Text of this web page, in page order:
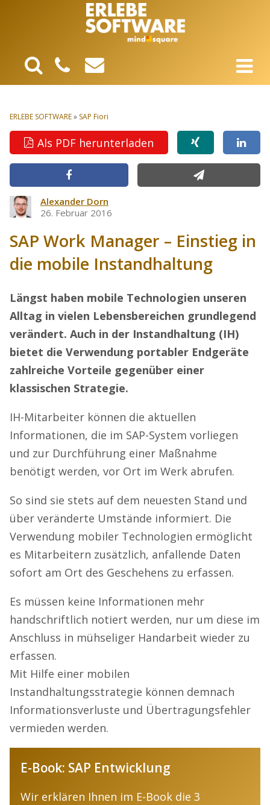
ERLEBE SOFTWARE» SAP Fiori
Als PDF herunterladen
Alexander Dorn
26. Februar 2016
SAP Work Manager – Einstieg in
die mobile Instandhaltung
Längst haben mobile Technologien unseren
Alltag in vielen Lebensbereichen grundlegend
verändert. Auch in der Instandhaltung (IH)
bietet die Verwendung portabler Endgeräte
zahlreiche Vorteile gegenüber einer
klassischen Strategie.
IH-Mitarbeiter können die aktuellen
Informationen, die im SAP-System vorliegen
und zur Durchführung einer Maßnahme
benötigt werden, vor Ort im Werk abrufen.
So sind sie stets auf dem neuesten Stand und
über veränderte Umstände informiert. Die
Verwendung mobiler Technologien ermöglicht
es Mitarbeitern zusätzlich, anfallende Daten
sofort am Ort des Geschehens zu erfassen.
Es müssen keine Informationen mehr
handschriftlich notiert werden, nur um diese im
Anschluss in mühseliger Handarbeit wieder zu
erfassen.
Mit Hilfe einer mobilen
Instandhaltungsstrategie können demnach
Informationsverluste und Übertragungsfehler
vermieden werden.
E-Book: SAP Entwicklung
Wir erklären Ihnen im E-Book die 3